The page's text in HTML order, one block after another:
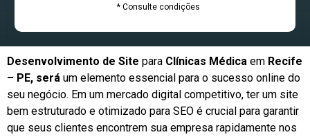
* Consulte condições
Desenvolvimento de Site para Clínicas Médica em Recife
– PE, será um elemento essencial para o sucesso online do
seu negócio. Em um mercado digital competitivo, ter um site
bem estruturado e otimizado para SEO é crucial para garantir
que seus clientes encontrem sua empresa rapidamente nos